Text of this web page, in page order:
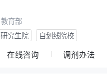
教育部
研究生院 自划线院校
在线咨询 调剂办法